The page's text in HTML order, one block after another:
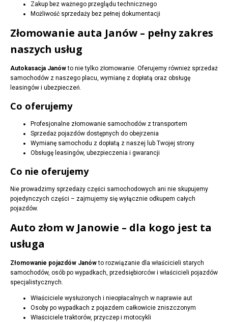
Zakup bez ważnego przeglądu technicznego
Możliwość sprzedaży bez pełnej dokumentacji
Złomowanie auta Janów – pełny zakres
naszych usług
Autokasacja Janówto nie tylko złomowanie. Oferujemy również sprzedaż
samochodów z naszego placu, wymianę z dopłatą oraz obsługę
leasingów i ubezpieczeń.
Co oferujemy
Profesjonalne złomowanie samochodów z transportem
Sprzedaż pojazdów dostępnych do obejrzenia
Wymianę samochodu z dopłatą z naszej lub Twojej strony
Obsługę leasingów, ubezpieczenia i gwarancji
Co nie oferujemy
Nie prowadzimy sprzedaży części samochodowych ani nie skupujemy
pojedynczych części – zajmujemy się wyłącznie odkupem całych
pojazdów.
Auto złom w Janowie – dla kogo jest ta
usługa
Złomowanie pojazdów Janówto rozwiązanie dla właścicieli starych
samochodów, osób po wypadkach, przedsiębiorców i właścicieli pojazdów
specjalistycznych.
Właściciele wysłużonych i nieopłacalnych w naprawie aut
Osoby po wypadkach z pojazdem całkowicie zniszczonym
Właściciele traktorów, przyczep i motocykli